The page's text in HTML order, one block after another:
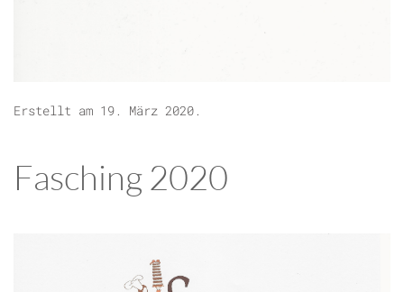
Erstellt am 19. März 2020.
Fasching 2020